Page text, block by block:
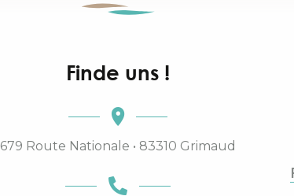
Finde uns !
679 Route Nationale • 83310 Grimaud